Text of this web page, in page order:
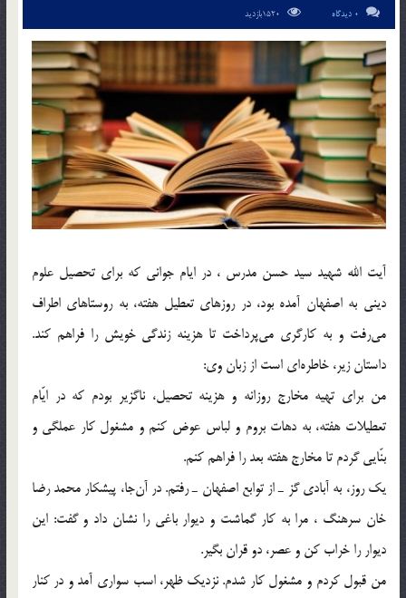
0 دیدگاه
آيت الله شهيد سيد حسن مدرس ، در ايام جواني كه براي تحصيل علوم
ديني به اصفهان آمده بود، در روزهاي تعطيل هفته، به روستاهاي اطراف
مي‌رفت و به كارگري مي‌پرداخت تا هزينه زندگي خويش را فراهم كند.
داستان زير، خاطره‌اي است از زبان وي:
من براي تهيه مخارج روزانه و هزينه تحصيل، ناگزير بودم كه در ايّام
تعطيلات هفته، به دهات بروم و لباس عوض كنم و مشغول كار عملگي و
بنّايي گردم تا مخارج هفته بعد را فراهم كنم.
يك روز، به آبادي گز ـ از توابع اصفهان ـ رفتم. در آن‌جا، پيشكار محمد رضا
خان سرهنگ ، مرا به كار گماشت و ديوار باغي را نشان داد و گفت: اين
ديوار را خراب كن و عصر، دو قران بگير.
من قبول كردم و مشغول كار شدم. نزديك ظهر، اسب سواري آمد و در كنار